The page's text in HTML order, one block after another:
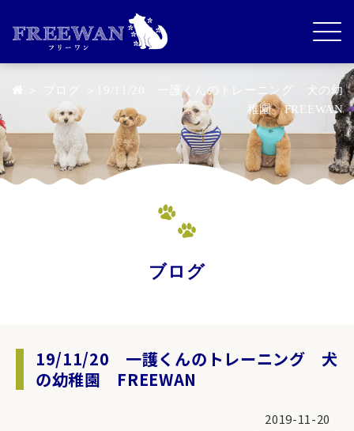
＞19/11/20 一護くんのトレーニング 犬の幼
稚園 FREEWAN
ブログ
19/11/20 一護くんのトレーニング 犬
の幼稚園 FREEWAN
2019-11-20